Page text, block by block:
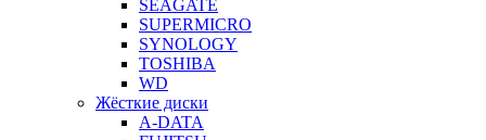
SEAGATE
SUPERMICRO
SYNOLOGY
TOSHIBA
WD
Жёсткие диски
A-DATA